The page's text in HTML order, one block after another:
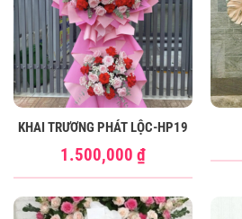
KHAI TRƯƠNG PHÁT LỘC-HP19
1.500,000 ₫